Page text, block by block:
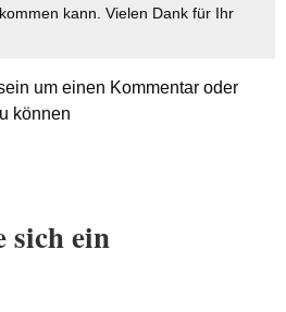
kann. Vielen Dank für Ihr
um einen Kommentar oder
können
sich ein